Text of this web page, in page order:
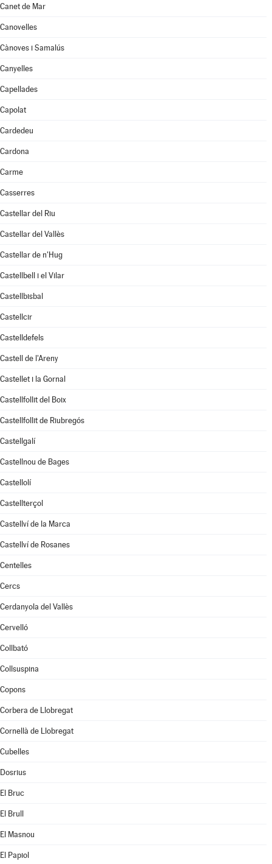
Canet de Mar
Canovelles
Cànoves i Samalús
Canyelles
Capellades
Capolat
Cardedeu
Cardona
Carme
Casserres
Castellar del Riu
Castellar del Vallès
Castellar de n'Hug
Castellbell i el Vilar
Castellbisbal
Castellcir
Castelldefels
Castell de l'Areny
Castellet i la Gornal
Castellfollit del Boix
Castellfollit de Riubregós
Castellgalí
Castellnou de Bages
Castellolí
Castellterçol
Castellví de la Marca
Castellví de Rosanes
Centelles
Cercs
Cerdanyola del Vallès
Cervelló
Collbató
Collsuspina
Copons
Corbera de Llobregat
Cornellà de Llobregat
Cubelles
Dosrius
El Bruc
El Brull
El Masnou
El Papiol